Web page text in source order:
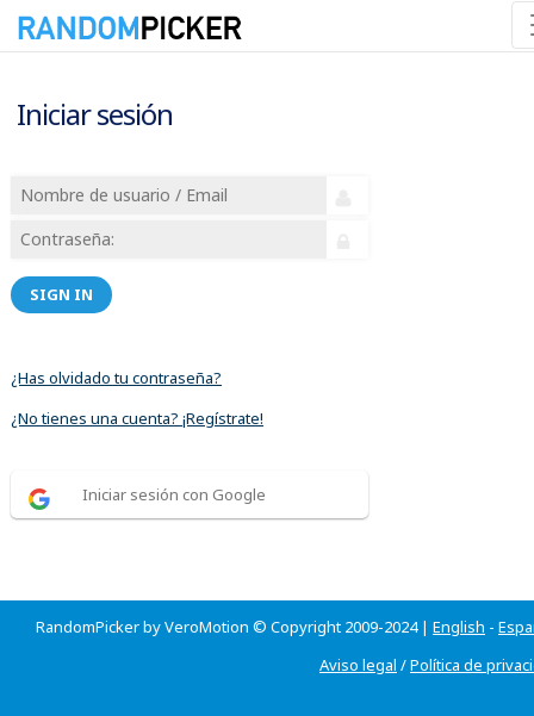
Iniciar sesión
SIGN IN
¿Has olvidado tu contraseña?
¿No tienes una cuenta? ¡Regístrate!
Iniciar sesión con Google
RandomPicker by VeroMotion © Copyright 2009-2024 | English -
Aviso legal /Política de